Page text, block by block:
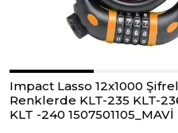
Impact Lasso 12x1000
Renklerde KLT-235 KLT-
KLT -240 1507501105_MAVİ